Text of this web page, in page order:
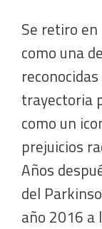
Se retiro
como una
trayectoria
como un
prejuicios
Años
del
año 2016 a